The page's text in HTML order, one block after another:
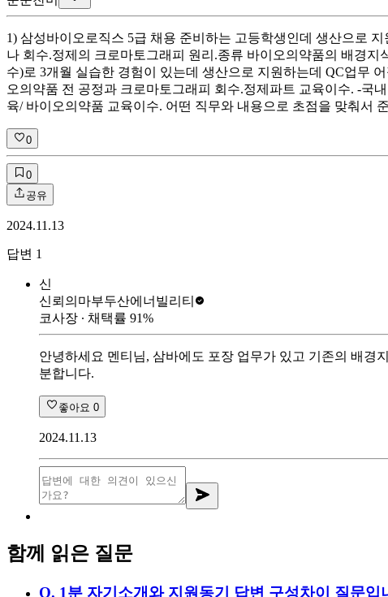
1) 삼성바이오로직스 5급 채용 준비하는 고등학생인데 생산으로
나 회수.정제의 크로마토그래피 원리.종류 바이오의약품의 배경
수)로 3개월 실습한 경험이 있는데 생산으로 지원하는데 QC업무
오의약품 전 공정과 크로마토그래피 회수.정제파트 교육이수. -국
육/ 바이오의약품 교육이수. 어떤 직무와 내용으로 초점을 맞춰서
0
0
공유
2024.11.13
답변 1
신
신뢰의마부두산에너빌리티
코사장 ∙ 채택률 91%
안녕하세요 멘티님, 삼바에도 포장 업무가 있고 기존의 배경
분합니다.
좋아요 0
2024.11.13
함께 읽은 질문
Q. 1분 자기소개와 지원동기 답변 구성차이 질문입